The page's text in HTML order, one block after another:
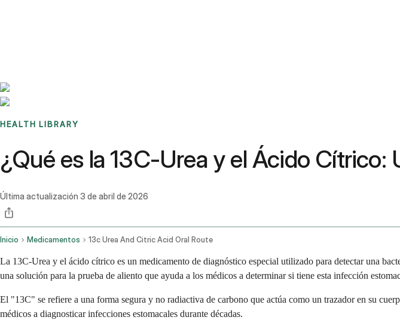
HEALTH LIBRARY
¿Qué es la 13C-Urea y el Ácido
Última actualización 3 de abril de 2026
Inicio Medicamentos 13c Urea And Citric Acid Oral Route
La 13C-Urea y el ácido cítrico es un medicamento de diagnóstico especial utilizado para detectar una
una solución para la prueba de aliento que ayuda a los médicos a determinar si tiene esta infección
El "13C" se refiere a una forma segura y no radiactiva de carbono que actúa como un trazador en su
médicos a diagnosticar infecciones estomacales durante décadas.